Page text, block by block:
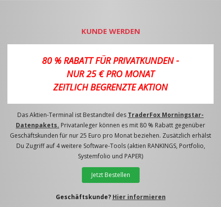
KUNDE WERDEN
80 % RABATT FÜR PRIVATKUNDEN -
NUR 25 € PRO MONAT
ZEITLICH BEGRENZTE AKTION
Das Aktien-Terminal ist Bestandteil des TraderFox Morningstar-
Datenpakets. Privatanleger können es mit 80 % Rabatt gegenüber
Geschäftskunden für nur 25 Euro pro Monat beziehen. Zusätzlich erhälst
Du Zugriff auf 4 weitere Software-Tools (aktien RANKINGS, Portfolio,
Systemfolio und PAPER)
Jetzt Bestellen
Geschäftskunde? Hier informieren